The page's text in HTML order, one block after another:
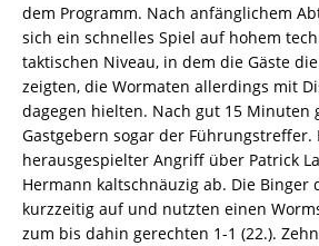
dem Programm. Nach anfänglichem
sich ein schnelles Spiel auf hohem
taktischen Niveau, in dem die Gäste
zeigten, die Wormaten allerdings mit
dagegen hielten. Nach gut 15 Minuten
Gastgebern sogar der Führungstreffer.
herausgespielter Angriff über Patrick
Hermann kaltschnäuzig ab. Die Binger
kurzzeitig auf und nutzten einen
zum bis dahin gerechten 1-1 (22.).